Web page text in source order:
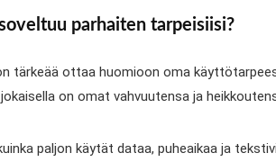
parhaiten tarpeisiisi?
tärkeää ottaa huomioon oma
on omat vahvuutensa ja
paljon käytät dataa, puheaikaa ja